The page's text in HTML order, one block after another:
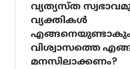
വ്യത്യസ്ത
വ്യക്തികൾ
വിശ്വാസത്തെ
മനസിലാക്കണം?